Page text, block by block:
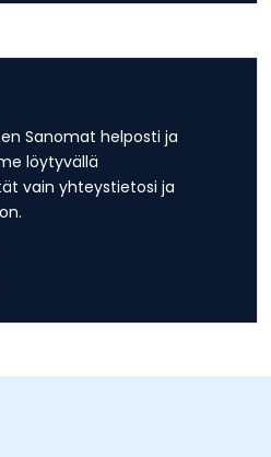
Sanomat helposti ja
löytyvällä
vain yhteystietosi ja